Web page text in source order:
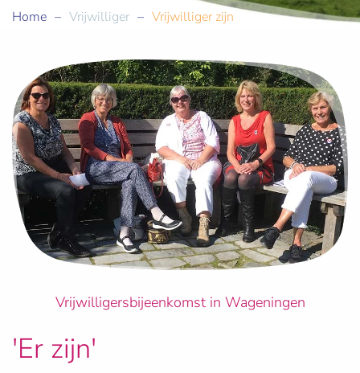
Home Vrijwilliger Vrijwilliger zijn
Vrijwilligersbijeenkomst in Wageningen
'Er zijn'